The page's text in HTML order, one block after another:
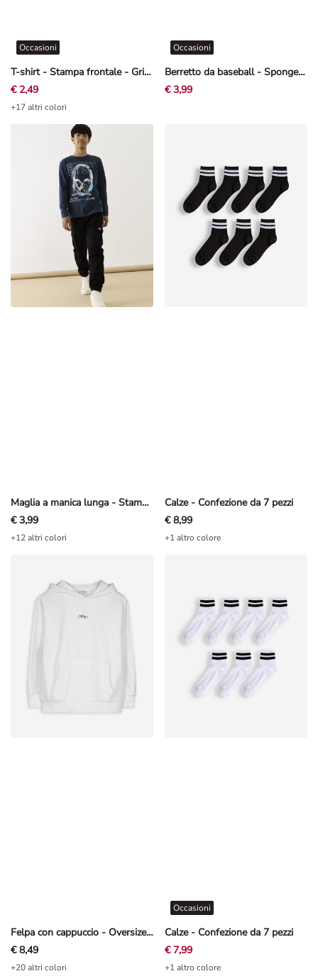
T-shirt - Stampa frontale - Grigio chiaro
Occasioni
€ 2,49
+17 altri colori
Berretto da baseball - SpongeBob SquarePants - Nero
Occasioni
€ 3,99
Maglia a manica lunga - Stampa frontale - Blu scuro
€ 3,99
+12 altri colori
Calze - Confezione da 7 pezzi
€ 8,99
+1 altro colore
Felpa con cappuccio - Oversized Fit - Bianco sporco
€ 8,49
+20 altri colori
Calze - Confezione da 7 pezzi
Occasioni
€ 7,99
+1 altro colore